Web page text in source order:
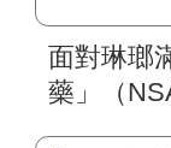
面對琳瑯
藥」（